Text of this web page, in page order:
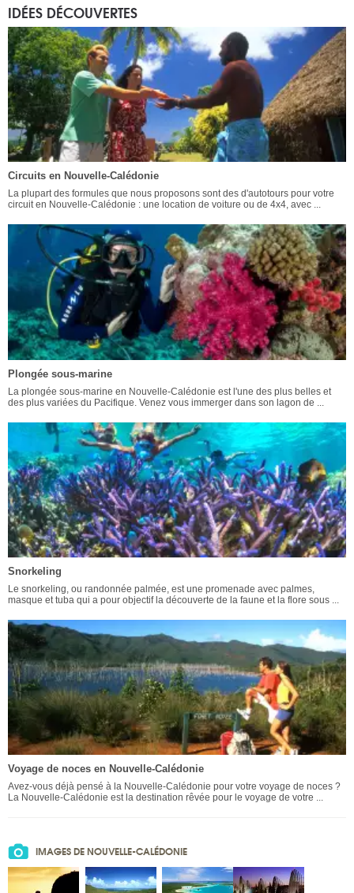
IDÉES DÉCOUVERTES
Circuits en Nouvelle-Calédonie
La plupart des formules que nous proposons sont des d'autotours pour votre
circuit en Nouvelle-Calédonie : une location de voiture ou de 4x4, avec ...
Plongée sous-marine
La plongée sous-marine en Nouvelle-Calédonie est l'une des plus belles et
des plus variées du Pacifique. Venez vous immerger dans son lagon de ...
Snorkeling
Le snorkeling, ou randonnée palmée, est une promenade avec palmes,
masque et tuba qui a pour objectif la découverte de la faune et la flore sous ...
Voyage de noces en Nouvelle-Calédonie
Avez-vous déjà pensé à la Nouvelle-Calédonie pour votre voyage de noces ?
La Nouvelle-Calédonie est la destination rêvée pour le voyage de votre ...
IMAGES DE NOUVELLE-CALÉDONIE